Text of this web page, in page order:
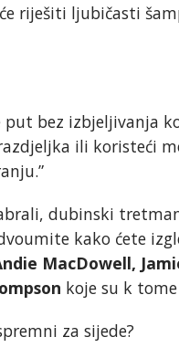
riješiti ljubičasti
put bez izbjeljivanja
ili koristeći
dubinski
kako ćete
MacDowell,
koje su k
za sijede?